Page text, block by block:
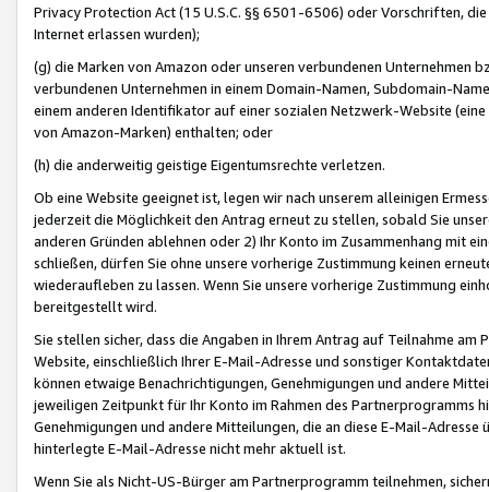
Privacy Protection Act (15 U.S.C. §§ 6501-6506) oder Vorschriften,
Internet erlassen wurden);
(g) die Marken von Amazon oder unseren verbundenen Unternehmen
verbundenen Unternehmen in einem Domain-Namen, Subdomain-
einem anderen Identifikator auf einer sozialen Netzwerk-Website
von Amazon-Marken) enthalten; oder
(h) die anderweitig geistige Eigentumsrechte verletzen.
Ob eine Website geeignet ist, legen wir nach unserem alleinigen
jederzeit die Möglichkeit den Antrag erneut zu stellen, sobald Sie
anderen Gründen ablehnen oder 2) Ihr Konto im Zusammenhang mit
schließen, dürfen Sie ohne unsere vorherige Zustimmung keinen
wiederaufleben zu lassen. Wenn Sie unsere vorherige Zustimmung
bereitgestellt wird.
Sie stellen sicher, dass die Angaben in Ihrem Antrag auf Teilnahme
Website, einschließlich Ihrer E-Mail-Adresse und sonstiger
können etwaige Benachrichtigungen, Genehmigungen und andere
jeweiligen Zeitpunkt für Ihr Konto im Rahmen des Partnerprogramms
Genehmigungen und andere Mitteilungen, die an diese E-Mail-
hinterlegte E-Mail-Adresse nicht mehr aktuell ist.
Wenn Sie als Nicht-US-Bürger am Partnerprogramm teilnehmen,